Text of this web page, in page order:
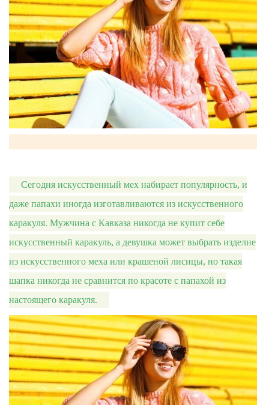
Сегодня искусственный мех набирает популярность, и
даже папахи иногда изготавливаются из искусственного
каракуля. Мужчина с Кавказа никогда не купит себе
искусственный каракуль, а девушка может выбрать изделие
из искусственного меха или крашеной лисицы, но такая
шапка никогда не сравнится по красоте с папахой из
настоящего каракуля.